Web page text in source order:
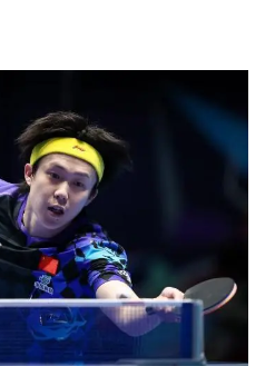
郑丽文：台湾从来没有“独立”过
网传《披荆斩棘2026》名单
人民的健康、体质、幸福一脉相承